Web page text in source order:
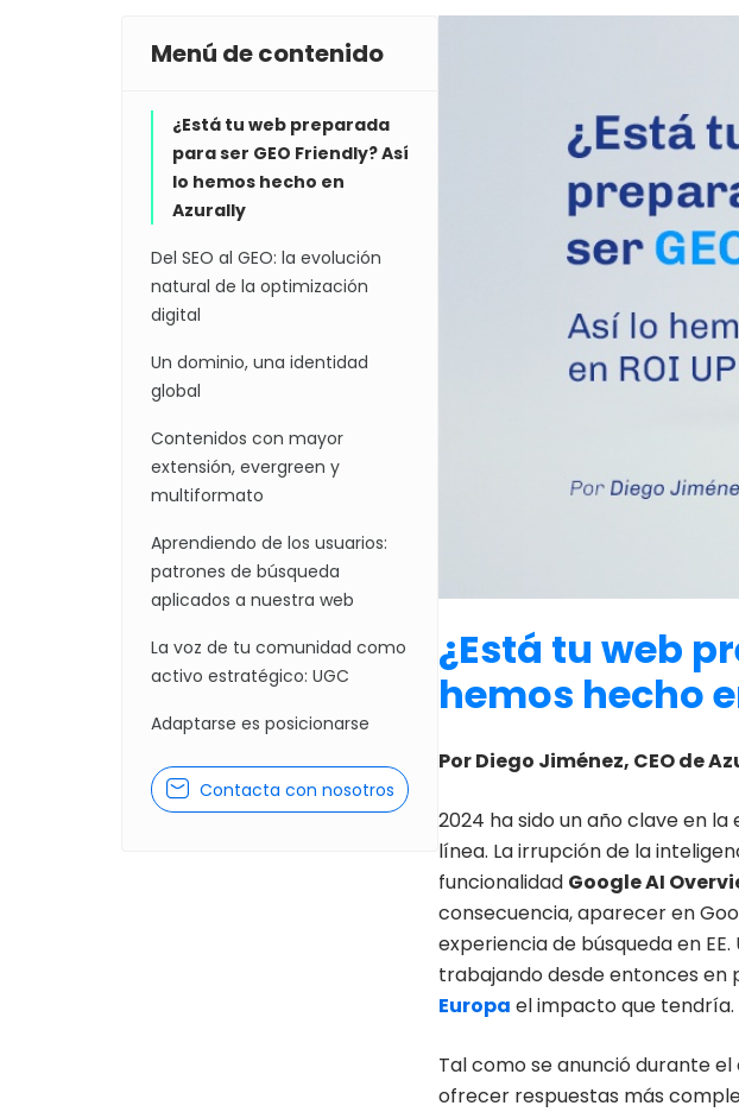
Menú de contenido
¿Está tu web preparada
para ser GEO Friendly? Así
lo hemos hecho en
Azurally
Del SEO al GEO: la evolución
natural de la optimización
digital
Un dominio, una identidad
global
Contenidos con mayor
extensión, evergreen y
multiformato
Aprendiendo de los usuarios:
patrones de búsqueda
aplicados a nuestra web
La voz de tu comunidad como
activo estratégico: UGC
Adaptarse es posicionarse
Contacta con nosotros
¿Está tu web
hemos hecho
Por Diego Jiménez, CEO de
2024 ha sido un año clave en
línea. La irrupción de la
funcionalidad Google AI
consecuencia, aparecer en
experiencia de búsqueda en
trabajando desde entonces en
Europa el impacto que tendría.
Tal como se anunció durante
ofrecer respuestas más